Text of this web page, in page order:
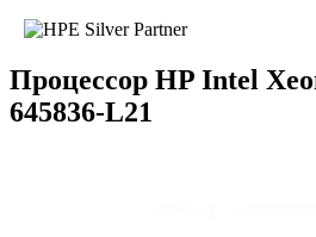
Процессор HP Intel
645836-L21